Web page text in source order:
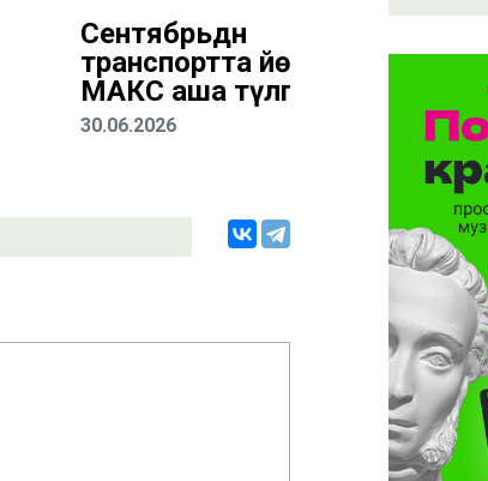
Сентябрьдән
транспортта йөргән өчен
МАКС аша түләп булачак
30.06.2026